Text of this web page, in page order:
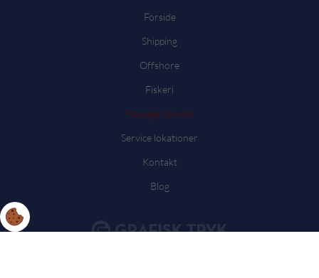
Forside
Shipping
Offshore
Fiskeri
Passage Service
Service lokationer
Kontakt
Blog